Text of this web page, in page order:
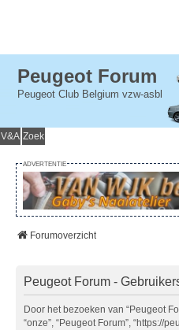
Peugeot Forum
Peugeot Club Belgium vzw-asbl
V&A Zoek
ADVERTENTIE
Forumoverzicht
Peugeot Forum -
Door het bezoeken van “Peugeot
“onze”, “Peugeot Forum”, “https://